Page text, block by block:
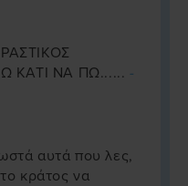
ΚΑΤΙ ΝΑ ΠΩ...... -
αυτά που λες,
κράτος να